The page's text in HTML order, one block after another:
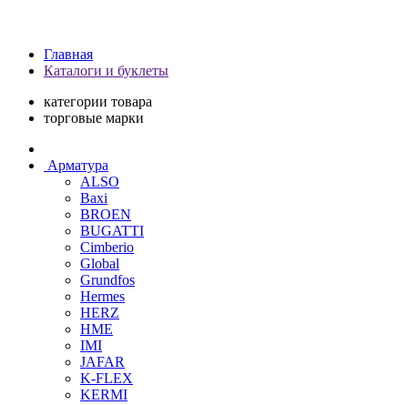
Главная
Каталоги и буклеты
категории товара
торговые марки
Арматура
ALSO
Baxi
BROEN
BUGATTI
Cimberio
Global
Grundfos
Hermes
HERZ
HME
IMI
JAFAR
K-FLEX
KERMI